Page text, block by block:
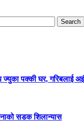
ज्युका पक्की घर, गरिबलाई
सडक शिलान्यास